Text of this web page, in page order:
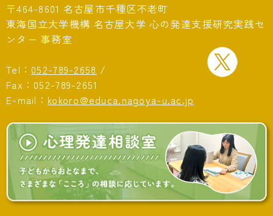
〒464-8601 名古屋市千種区不老町
東海国立大学機構 名古屋大学 心の発達支援研究実践セ
ンター 事務室
Tel： 052-789-2658 /
Fax：052-789-2651
E-mail： kokoro@educa.nagoya-u.ac.jp